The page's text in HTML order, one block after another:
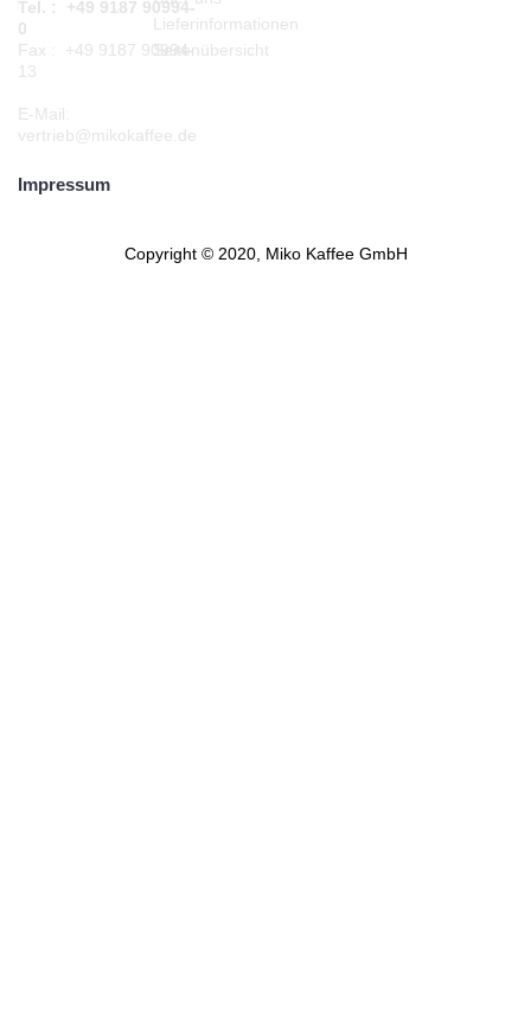
Tel. : +49 9187 90994-
0
Fax : +49 9187 90994-
13
E-Mail:
vertrieb@mikokaffee.de
Lieferinformationen
Seitenübersicht
Impressum
Copyright © 2020, Miko Kaffee GmbH